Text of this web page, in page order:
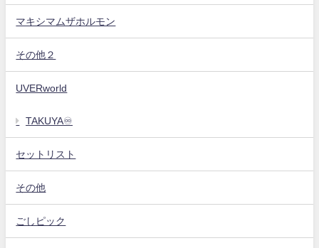
マキシマムザホルモン
その他２
UVERworld
TAKUYA♾️
セットリスト
その他
ごしピック